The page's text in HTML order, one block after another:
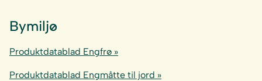
Bymiljø
Produktdatablad Engfrø »
Produktdatablad Engmåtte til jord »